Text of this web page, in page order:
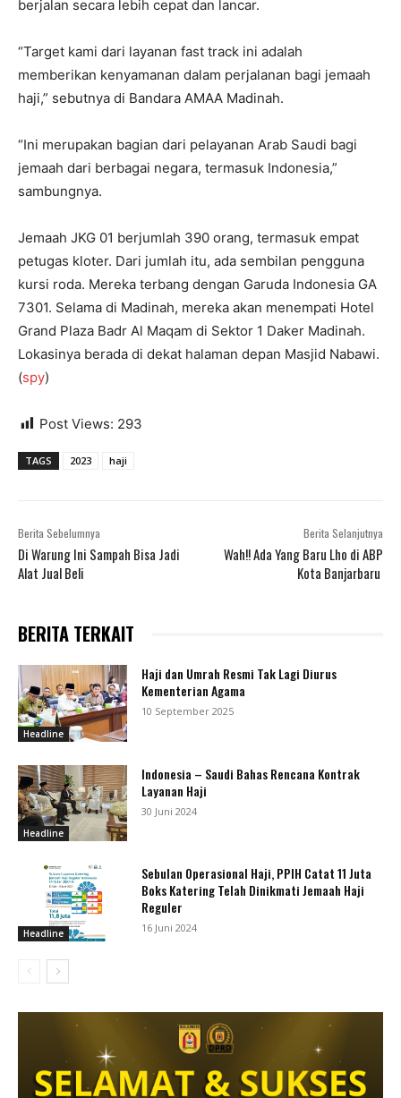
berjalan secara lebih cepat dan lancar.
“Target kami dari layanan fast track ini adalah
memberikan kenyamanan dalam perjalanan bagi jemaah
haji,” sebutnya di Bandara AMAA Madinah.
“Ini merupakan bagian dari pelayanan Arab Saudi bagi
jemaah dari berbagai negara, termasuk Indonesia,”
sambungnya.
Jemaah JKG 01 berjumlah 390 orang, termasuk empat
petugas kloter. Dari jumlah itu, ada sembilan pengguna
kursi roda. Mereka terbang dengan Garuda Indonesia GA
7301. Selama di Madinah, mereka akan menempati Hotel
Grand Plaza Badr Al Maqam di Sektor 1 Daker Madinah.
Lokasinya berada di dekat halaman depan Masjid Nabawi.
(spy)
Post Views: 293
TAGS 2023 haji
Berita Sebelumnya
Di Warung Ini Sampah Bisa Jadi
Alat Jual Beli
Berita Selanjutnya
Wah!! Ada Yang Baru Lho di ABP
Kota Banjarbaru
BERITA TERKAIT
Headline
Haji dan Umrah Resmi Tak Lagi Diurus
Kementerian Agama
10 September 2025
Headline
Indonesia – Saudi Bahas Rencana Kontrak
Layanan Haji
30 Juni 2024
Headline
Sebulan Operasional Haji, PPIH Catat 11 Juta
Boks Katering Telah Dinikmati Jemaah Haji
Reguler
16 Juni 2024